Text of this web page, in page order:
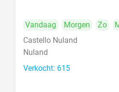
Vandaag Morgen Zo
Castello Nuland
Nuland
Verkocht: 615